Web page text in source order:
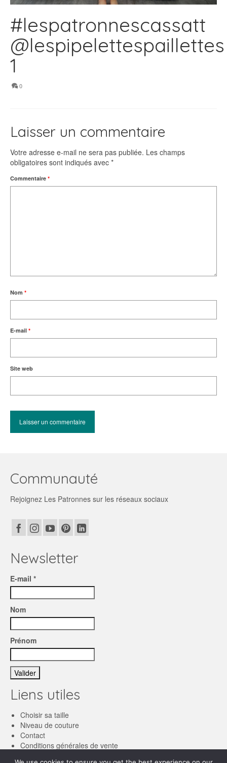
#lespatronnescassatt
@lespipelettespaillettes
1
0
Laisser un commentaire
Votre adresse e-mail ne sera pas publiée. Les champs
obligatoires sont indiqués avec *
Commentaire *
Nom *
E-mail *
Site web
Communauté
Rejoignez Les Patronnes sur les réseaux sociaux
Newsletter
E-mail *
Nom
Prénom
Liens utiles
Choisir sa taille
Niveau de couture
Contact
Conditions générales de vente